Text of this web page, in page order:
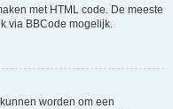
met HTML code. De meeste
via BBCode mogelijk.
worden om een